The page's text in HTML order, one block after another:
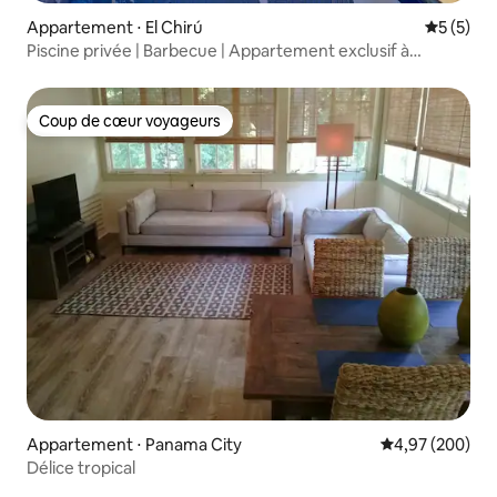
Appartement ⋅ El Chirú
5 (5)
Piscine privée | Barbecue | Appartement exclusif à
Coup de cœur voyageurs
Coup de cœur voyageurs
Appartement ⋅ Panama City Évaluation
4,97 (200)
Délice tropical